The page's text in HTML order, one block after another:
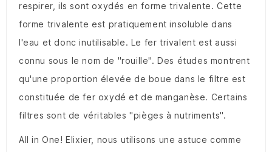
respirer, ils sont oxydés en forme trivalente. Cette
forme trivalente est pratiquement insoluble dans
l'eau et donc inutilisable. Le fer trivalent est aussi
connu sous le nom de "rouille". Des études montrent
qu'une proportion élevée de boue dans le filtre est
constituée de fer oxydé et de manganèse. Certains
filtres sont de véritables "pièges à nutriments".
All in One! Elixier, nous utilisons une astuce comme